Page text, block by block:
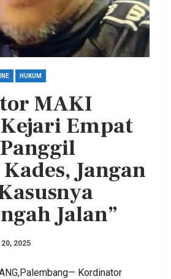
HUKUM
MAKI
Empat
Jangan
Jalan”
20, 2025
Kordinator